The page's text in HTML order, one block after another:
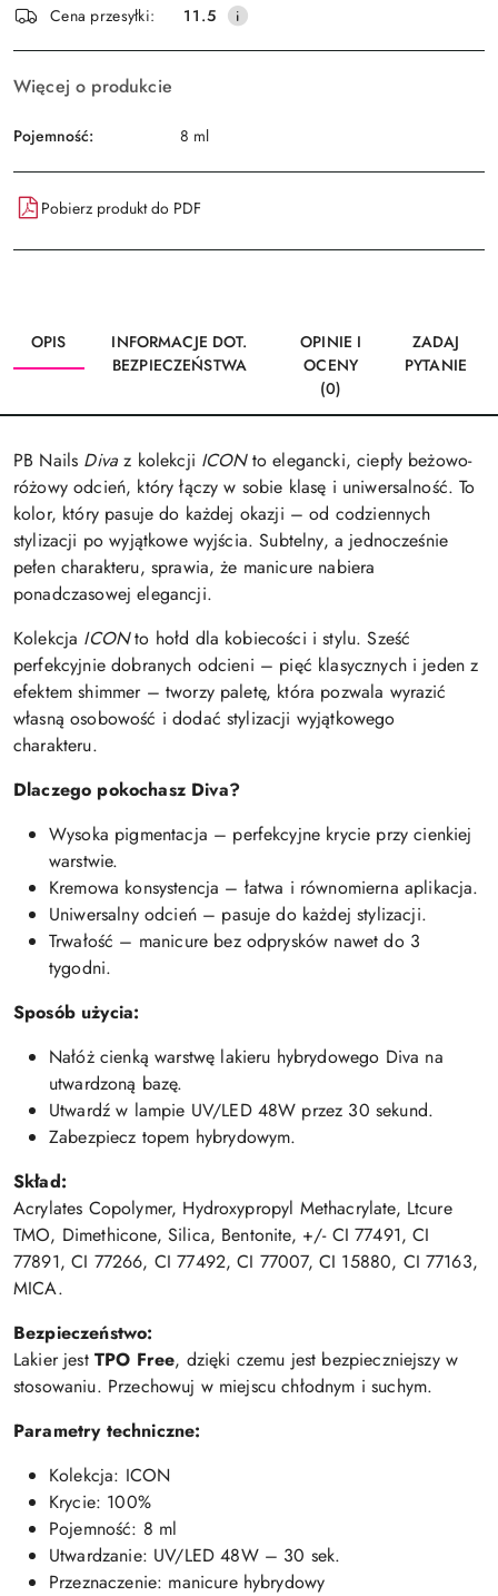
Wyślij
dostawa
Cena przesyłki: 11.5
Więcej o produkcie
Pojemność: 8 ml
Pobierz produkt do PDF
OPIS
INFORMACJE DOT.
BEZPIECZEŃSTWA
OPINIE I
OCENY
(0)
ZADAJ
PYTANIE
PB Nails Diva z kolekcji ICONto elegancki, ciepły beżowo-
różowy odcień, który łączy w sobie klasę i uniwersalność. To
kolor, który pasuje do każdej okazji – od codziennych
stylizacji po wyjątkowe wyjścia. Subtelny, a jednocześnie
pełen charakteru, sprawia, że manicure nabiera
ponadczasowej elegancji.
Kolekcja ICONto hołd dla kobiecości i stylu. Sześć
perfekcyjnie dobranych odcieni – pięć klasycznych i jeden z
efektem shimmer – tworzy paletę, która pozwala wyrazić
własną osobowość i dodać stylizacji wyjątkowego
charakteru.
Dlaczego pokochasz Diva?
Wysoka pigmentacja – perfekcyjne krycie przy cienkiej
warstwie.
Kremowa konsystencja – łatwa i równomierna aplikacja.
Uniwersalny odcień – pasuje do każdej stylizacji.
Trwałość – manicure bez odprysków nawet do 3
tygodni.
Sposób użycia:
Nałóż cienką warstwę lakieru hybrydowego Diva na
utwardzoną bazę.
Utwardź w lampie UV/LED 48W przez 30 sekund.
Zabezpiecz topem hybrydowym.
Skład:
Acrylates Copolymer, Hydroxypropyl Methacrylate, Ltcure
TMO, Dimethicone, Silica, Bentonite, +/- CI 77491, CI
77891, CI 77266, CI 77492, CI 77007, CI 15880, CI 77163,
MICA.
Bezpieczeństwo:
Lakier jest TPO Free, dzięki czemu jest bezpieczniejszy w
stosowaniu. Przechowuj w miejscu chłodnym i suchym.
Parametry techniczne:
Kolekcja: ICON
Krycie: 100%
Pojemność: 8 ml
Utwardzanie: UV/LED 48W – 30 sek.
Przeznaczenie: manicure hybrydowy